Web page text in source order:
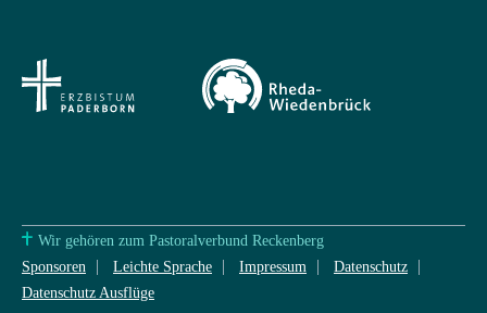
Wir gehören zum Pastoralverbund Reckenberg
Sponsoren
Leichte Sprache Impressum
Datenschutz
Datenschutz Ausflüge